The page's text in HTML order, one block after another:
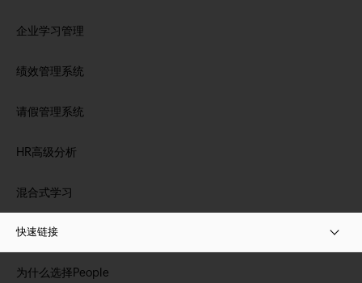
企业学习管理
绩效管理系统
请假管理系统
HR高级分析
混合式学习
快速链接
为什么选择People